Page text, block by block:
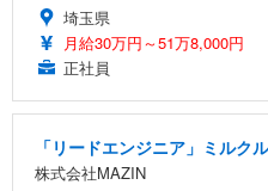
埼玉県
月給30万円～51万8,000円
正社員
「リードエンジニア」ミルク
株式会社MAZIN